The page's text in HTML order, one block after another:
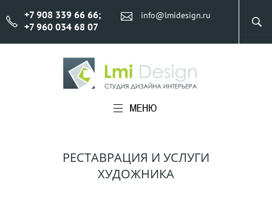
+7 908 339 66 66;
+7 960 034 68 07
info@lmidesign.ru
РЕСТАВРАЦИЯ И УСЛУГИ
ХУДОЖНИКА